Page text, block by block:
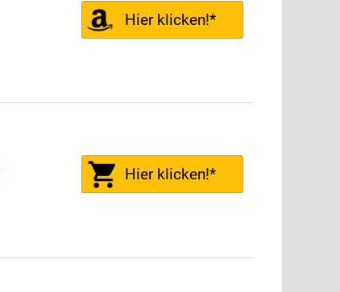
Hier klicken!*
Hier klicken!*